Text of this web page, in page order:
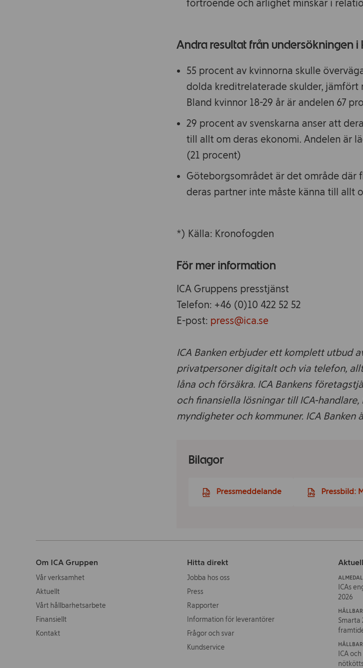
förtroende och ärlighet minskar i
Andra resultat från undersökningen i
55 procent av kvinnorna skulle
dolda kreditrelaterade skulder, jämfört
Bland kvinnor 18-29 år är andelen 67
29 procent av svenskarna anser att
till allt om deras ekonomi. Andelen är
(21 procent)
Göteborgsområdet är det område där
deras partner inte måste känna till allt
*) Källa: Kronofogden
För mer information
ICA Gruppens presstjänst
Telefon: +46 (0)10 422 52 52
E-post: press@ica.se
ICA Banken erbjuder ett komplett utbud
privatpersoner digitalt och via telefon,
låna och försäkra. ICA Bankens
och finansiella lösningar till ICA-handlare,
myndigheter och kommuner. ICA Banken
Bilagor
Pressmeddelande Pressbild:
Om ICA Gruppen
Vår verksamhet
Aktuellt
Vårt hållbarhetsarbete
Finansiellt
Kontakt
Hitta direkt
Jobba hos oss
Press
Rapporter
Information för leverantörer
Frågor och svar
Kundservice
ICAs
2026
Smarta
ICA